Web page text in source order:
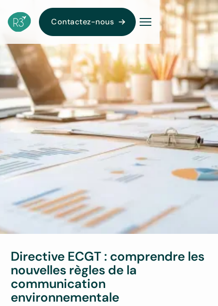
Contactez-nous
Directive ECGT : comprendre les
nouvelles règles de la
communication
environnementale